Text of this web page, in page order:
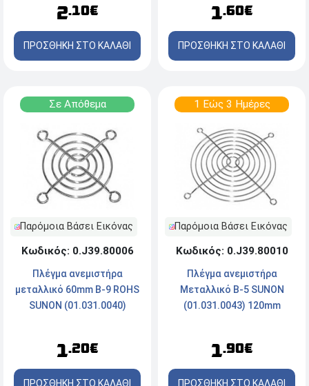
2.10€
ΠΡΟΣΘΗΚΗ ΣΤΟ ΚΑΛΑΘΙ
1.60€
ΠΡΟΣΘΗΚΗ ΣΤΟ ΚΑΛΑΘΙ
Σε Απόθεμα
Παρόμοια Βάσει Εικόνας
Κωδικός: 0.J39.80006
Πλέγμα ανεμιστήρα
μεταλλικό 60mm B-9 ROHS
SUNON (01.031.0040)
1.20€
ΠΡΟΣΘΗΚΗ ΣΤΟ ΚΑΛΑΘΙ
1 Εώς 3 Ημέρες
Παρόμοια Βάσει Εικόνας
Κωδικός: 0.J39.80010
Πλέγμα ανεμιστήρα
Μεταλλικό B-5 SUNON
(01.031.0043) 120mm
1.90€
ΠΡΟΣΘΗΚΗ ΣΤΟ ΚΑΛΑΘΙ